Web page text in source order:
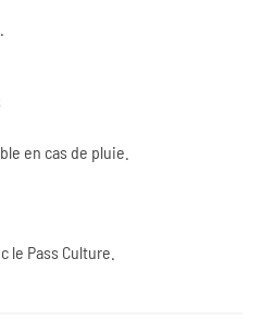
en cas de pluie.
le Pass Culture.